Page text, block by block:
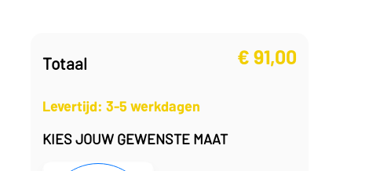
Totaal € 91,00
Levertijd: 3-5 werkdagen
KIES JOUW GEWENSTE MAAT